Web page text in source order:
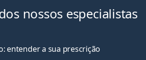
nossos especialistas
entender a sua prescrição